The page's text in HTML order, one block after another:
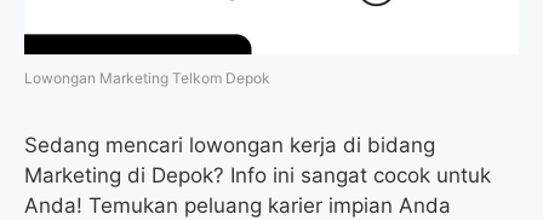
Lowongan Marketing Telkom Depok
Sedang mencari lowongan kerja di bidang
Marketing di Depok? Info ini sangat cocok untuk
Anda! Temukan peluang karier impian Anda